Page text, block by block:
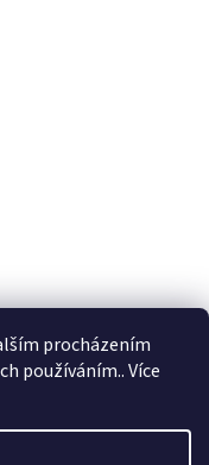
procházením
používáním.. Více